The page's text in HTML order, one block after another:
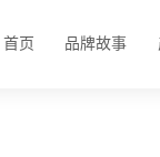
首页 品牌故事